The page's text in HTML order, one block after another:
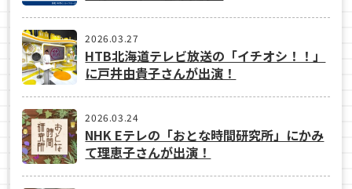
2026.03.27
HTB北海道テレビ放送の「イチオシ！！」
に戸井由貴子さんが出演！
2026.03.24
NHK Eテレの「おとな時間研究所」にかみ
て理恵子さんが出演！